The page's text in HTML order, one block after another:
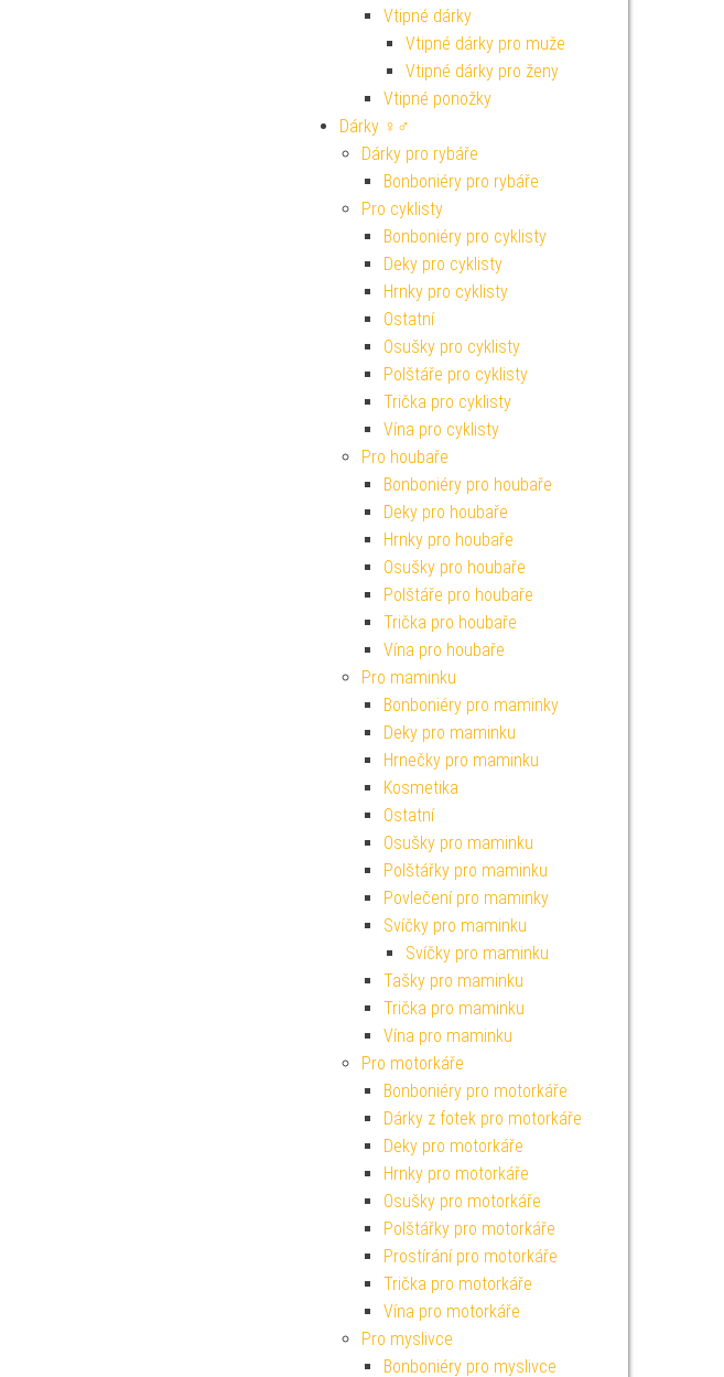
Vtipné dárky
Vtipné dárky pro muže
Vtipné dárky pro ženy
Vtipné ponožky
Dárky ♀♂
Dárky pro rybáře
Bonboniéry pro rybáře
Pro cyklisty
Bonboniéry pro cyklisty
Deky pro cyklisty
Hrnky pro cyklisty
Ostatní
Osušky pro cyklisty
Polštáře pro cyklisty
Trička pro cyklisty
Vína pro cyklisty
Pro houbaře
Bonboniéry pro houbaře
Deky pro houbaře
Hrnky pro houbaře
Osušky pro houbaře
Polštáře pro houbaře
Trička pro houbaře
Vína pro houbaře
Pro maminku
Bonboniéry pro maminky
Deky pro maminku
Hrnečky pro maminku
Kosmetika
Ostatní
Osušky pro maminku
Polštářky pro maminku
Povlečení pro maminky
Svíčky pro maminku
Svíčky pro maminku
Tašky pro maminku
Trička pro maminku
Vína pro maminku
Pro motorkáře
Bonboniéry pro motorkáře
Dárky z fotek pro motorkáře
Deky pro motorkáře
Hrnky pro motorkáře
Osušky pro motorkáře
Polštářky pro motorkáře
Prostírání pro motorkáře
Trička pro motorkáře
Vína pro motorkáře
Pro myslivce
Bonboniéry pro myslivce